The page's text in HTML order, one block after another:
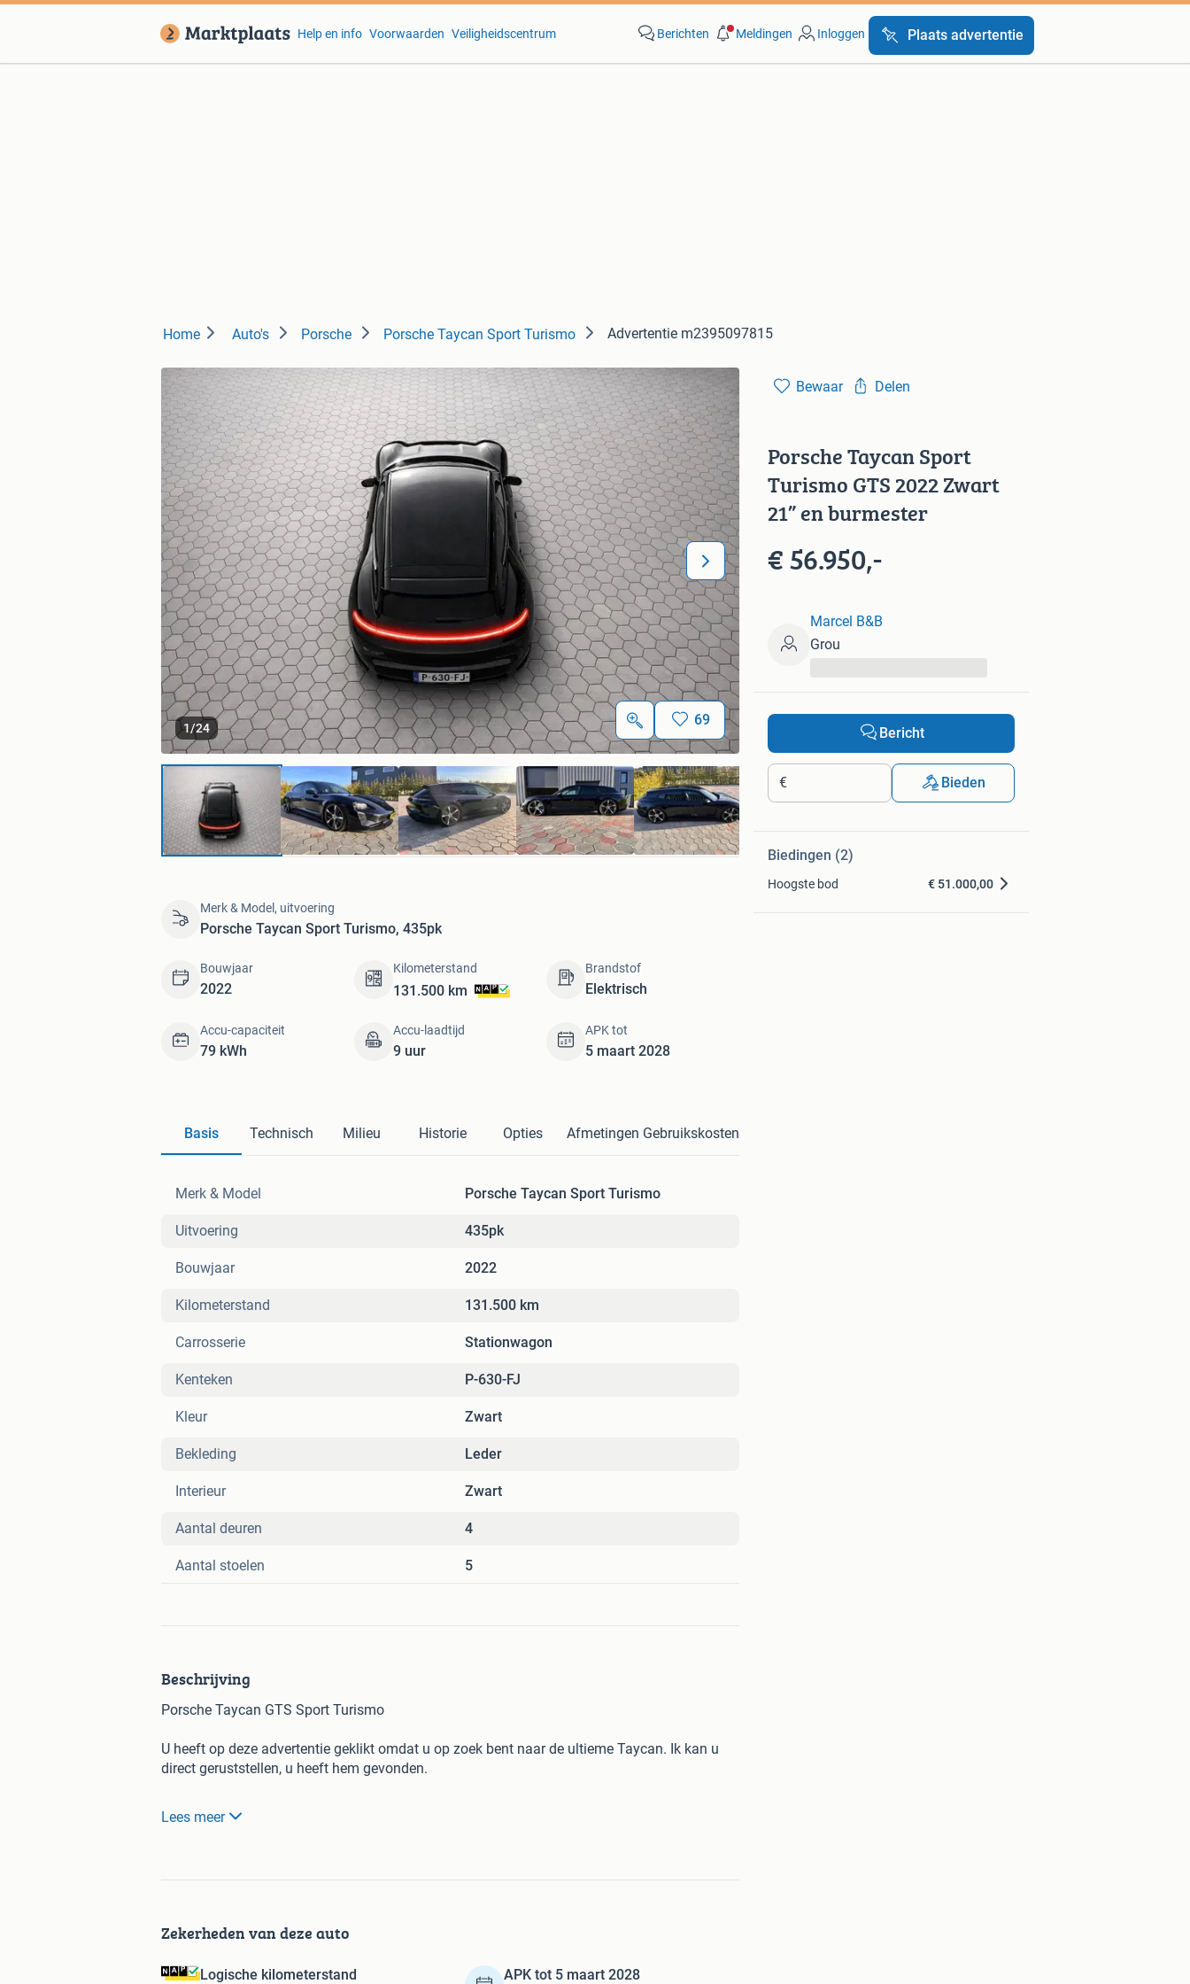
Help en info Voorwaarden Veiligheidscentrum Berichten Meldingen Inloggen Plaats advertentie
Home Auto's Porsche Porsche Taycan Sport Turismo Advertentie m2395097815
1/24 69
Merk & Model, uitvoering
Porsche Taycan Sport Turismo, 435pk
Bouwjaar
2022
Kilometerstand
131.500 km
Brandstof
Elektrisch
Accu-capaciteit
79 kWh
Accu-laadtijd
9 uur
APK tot
5 maart 2028
Basis Technisch Milieu Historie Opties Afmetingen Gebruikskosten
Merk & Model Porsche Taycan Sport Turismo
Uitvoering 435pk
Bouwjaar 2022
Kilometerstand 131.500 km
Carrosserie Stationwagon
Kenteken P-630-FJ
Kleur Zwart
Bekleding Leder
Interieur Zwart
Aantal deuren 4
Aantal stoelen 5
Beschrijving
Porsche Taycan GTS Sport Turismo
U heeft op deze advertentie geklikt omdat u op zoek bent naar de ultieme Taycan. Ik kan u
direct geruststellen, u heeft hem gevonden.
de meest begeerde carrosserievorm. Porsche levert de Taycan in drie varianten, de sedan, de
De eerste eigenaar heeft deze auto nog specialer gemaakt door te kiezen voor het Clubleder
Olea interieur. Dit is een hoogwaardige natuurlijke leersoort die normaal alleen in de hogere
Lees meer
Zekerheden van deze auto
Logische kilometerstand APK tot 5 maart 2028
Bewaar Delen
Porsche Taycan Sport
Turismo GTS 2022 Zwart
21” en burmester
€ 56.950,-
Marcel B&B
Grou
Bericht
€ Bieden
Biedingen (2)
Hoogste bod € 51.000,00